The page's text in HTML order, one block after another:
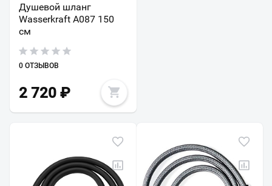
Душевой шланг
Wasserkraft A087 150
см
0 ОТЗЫВОВ
2 720 ₽